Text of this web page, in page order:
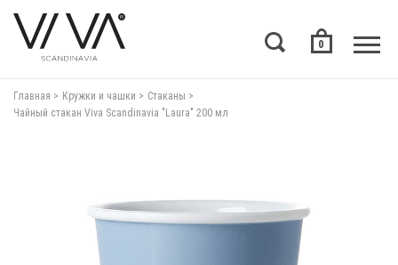
0
Главная Кружки и чашки
Стаканы
Чайный стакан Viva Scandinavia "Laura" 200 мл